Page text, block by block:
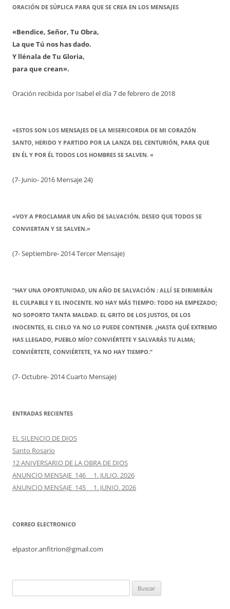
ORACIÓN DE SÚPLICA PARA QUE SE CREA EN LOS MENSAJES
«Bendice, Señor, Tu Obra,
La que Tú nos has dado.
Y llénala de Tu Gloria,
para que crean».
Oración recibida por Isabel el día 7 de febrero de 2018
«ESTOS SON LOS MENSAJES DE LA MISERICORDIA DE MI CORAZÓN
SANTO, HERIDO Y PARTIDO POR LA LANZA DEL CENTURIÓN, PARA QUE
EN ÉL Y POR ÉL TODOS LOS HOMBRES SE SALVEN. «
(7- Junio- 2016 Mensaje 24)
«VOY A PROCLAMAR UN AÑO DE SALVACIÓN. DESEO QUE TODOS SE
CONVIERTAN Y SE SALVEN.»
(7- Septiembre- 2014 Tercer Mensaje)
“HAY UNA OPORTUNIDAD, UN AÑO DE SALVACIÓN : ALLÍ SE DIRIMIRÁN
EL CULPABLE Y EL INOCENTE. NO HAY MÁS TIEMPO: TODO HA EMPEZADO;
NO SOPORTO TANTA MALDAD. EL GRITO DE LOS JUSTOS, DE LOS
INOCENTES, EL CIELO YA NO LO PUEDE CONTENER. ¿HASTA QUÉ EXTREMO
HAS LLEGADO, PUEBLO MÍO? CONVIÉRTETE Y SALVARÁS TU ALMA;
CONVIÉRTETE, CONVIÉRTETE, YA NO HAY TIEMPO.”
(7- Octubre- 2014 Cuarto Mensaje)
ENTRADAS RECIENTES
EL SILENCIO DE DIOS
Santo Rosario
12 ANIVERSARIO DE LA OBRA DE DIOS
ANUNCIO MENSAJE 146 1. JULIO. 2026
ANUNCIO MENSAJE 145 1. JUNIO. 2026
CORREO ELECTRONICO
elpastor.anfitrion@gmail.com